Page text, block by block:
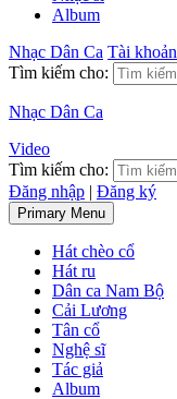
Album
Nhạc Dân Ca Tài khoản
Tìm kiếm cho:
Nhạc Dân Ca
Video
Tìm kiếm cho:
Đăng nhập | Đăng ký
Primary Menu
Hát chèo cổ
Hát ru
Dân ca Nam Bộ
Cải Lương
Tân cổ
Nghệ sĩ
Tác giả
Album